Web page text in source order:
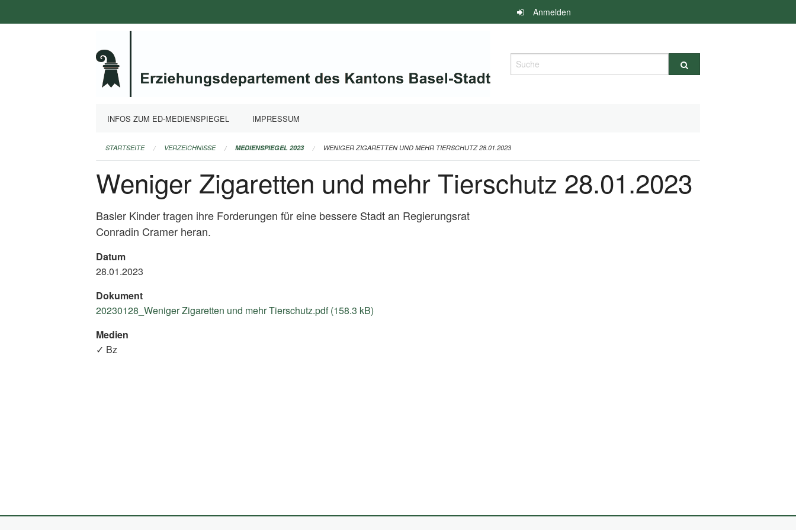
überspringen
Anmelden
Suche
INFOS ZUM ED-MEDIENSPIEGEL IMPRESSUM
STARTSEITE VERZEICHNISSE MEDIENSPIEGEL 2023 WENIGER ZIGARETTEN UND MEHR TIERSCHUTZ 28.01.2023
Weniger Zigaretten und mehr Tierschutz 28.01.2023
Basler Kinder tragen ihre Forderungen für eine bessere Stadt an Regierungsrat
Conradin Cramer heran.
Datum
28.01.2023
Dokument
20230128_Weniger Zigaretten und mehr Tierschutz.pdf (158.3 kB)
Medien
✓ Bz